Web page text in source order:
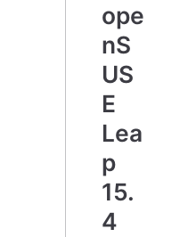
ope
nS
US
E
Lea
p
15.
4